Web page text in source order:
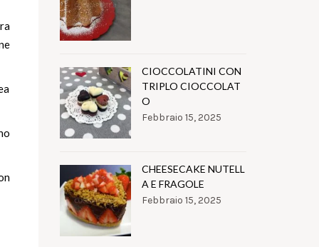
CIOCCOLATINI CON
TRIPLO CIOCCOLAT
O
Febbraio 15, 2025
CHEESECAKE NUTELL
A E FRAGOLE
Febbraio 15, 2025